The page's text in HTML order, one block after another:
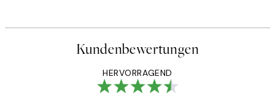
Kundenbewertungen
HERVORRAGEND